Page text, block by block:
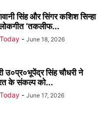
सिंह और सिंगर कशिश सिन्हा
‘तकलीफ...
- June 18, 2026
उ०प्र०भूपेंद्र सिंह चौधरी ने
के संकल्प को...
- June 17, 2026